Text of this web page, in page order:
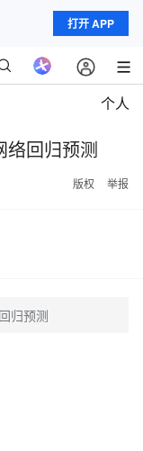
打开 APP
个人
络回归预测
版权 举报
归预测